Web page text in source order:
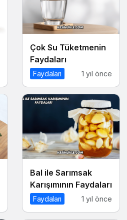
Çok Su Tüketmenin
Faydaları
Faydaları 1 yıl önce
Bal ile Sarımsak
Karışımının Faydaları
Faydaları 1 yıl önce